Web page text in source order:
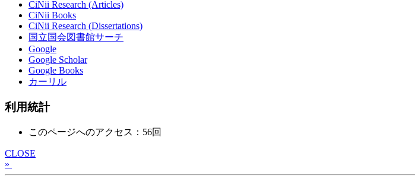
CiNii Research (Articles)
CiNii Books
CiNii Research (Dissertations)
国立国会図書館サーチ
Google
Google Scholar
Google Books
カーリル
利用統計
このページへのアクセス：56回
CLOSE
»